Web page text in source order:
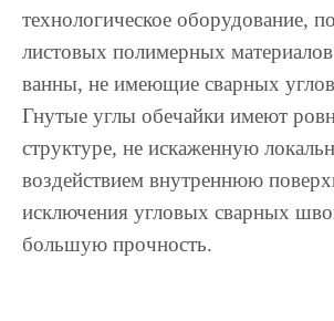
технологическое оборудование,
листовых полимерных материалов
ванны, не имеющие сварных
Гнутые углы обечайки имеют
структуре, не искаженную
воздействием внутреннюю
исключения угловых сварных
большую прочность.